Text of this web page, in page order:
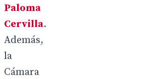
Paloma
Cervilla.
Además,
la
Cámara